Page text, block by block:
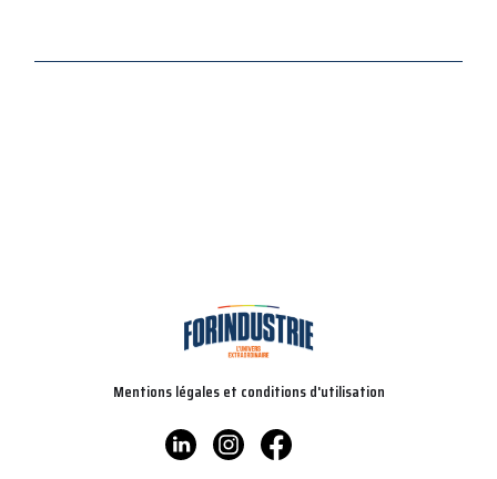
Mentions légales et conditions d'utilisation